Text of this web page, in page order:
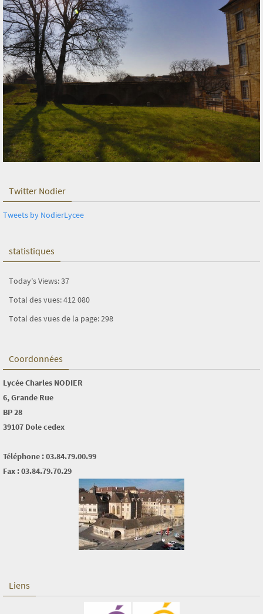
Twitter Nodier
Tweets by NodierLycee
statistiques
Today's Views:37
Total des vues:412 080
Total des vues de la page:298
Coordonnées
Lycée Charles NODIER
6, Grande Rue
BP 28
39107 Dole cedex
Téléphone : 03.84.79.00.99
Fax : 03.84.79.70.29
Liens